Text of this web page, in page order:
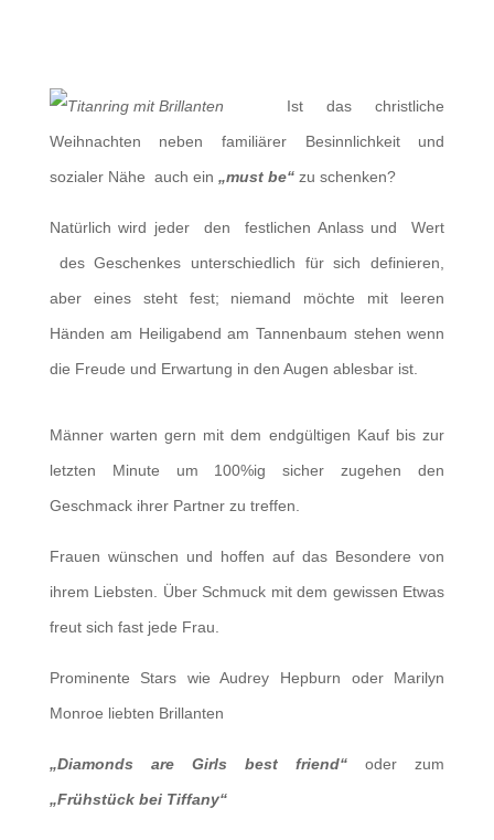
Ist das christliche
Weihnachten neben familiärer Besinnlichkeit und
sozialer Nähe auch ein „must be“zu schenken?
Natürlich wird jeder den festlichen Anlass und Wert
des Geschenkes unterschiedlich für sich definieren,
aber eines steht fest; niemand möchte mit leeren
Händen am Heiligabend am Tannenbaum stehen wenn
die Freude und Erwartung in den Augen ablesbar ist.
Männer warten gern mit dem endgültigen Kauf bis zur
letzten Minute um 100%ig sicher zugehen den
Geschmack ihrer Partner zu treffen.
Frauen wünschen und hoffen auf das Besondere von
ihrem Liebsten. Über Schmuck mit dem gewissen Etwas
freut sich fast jede Frau.
Prominente Stars wie Audrey Hepburn oder Marilyn
Monroe liebten Brillanten
„Diamonds are Girls best friend“ oder zum
„Frühstück bei Tiffany“